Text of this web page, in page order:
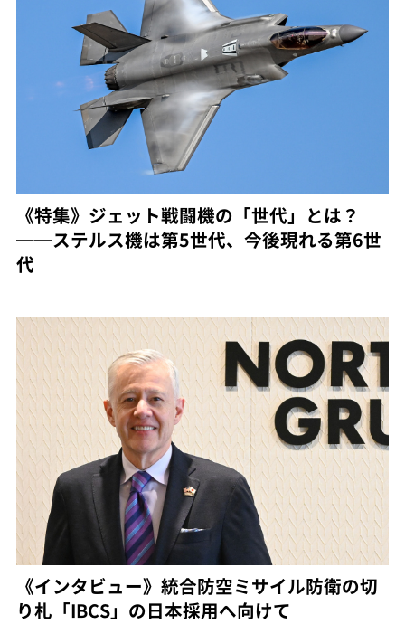
《特集》ジェット戦闘機の「世代」とは？
──ステルス機は第5世代、今後現れる第6世
代
《インタビュー》統合防空ミサイル防衛の切
り札「IBCS」の日本採用へ向けて